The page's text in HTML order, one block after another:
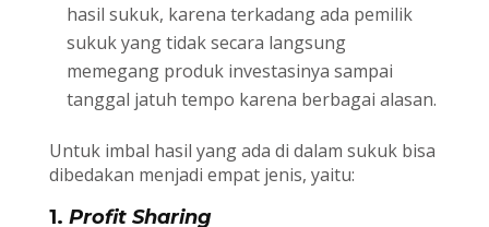
hasil sukuk, karena terkadang ada pemilik
sukuk yang tidak secara langsung
memegang produk investasinya sampai
tanggal jatuh tempo karena berbagai alasan.
Untuk imbal hasil yang ada di dalam sukuk bisa
dibedakan menjadi empat jenis, yaitu:
1. Profit Sharing